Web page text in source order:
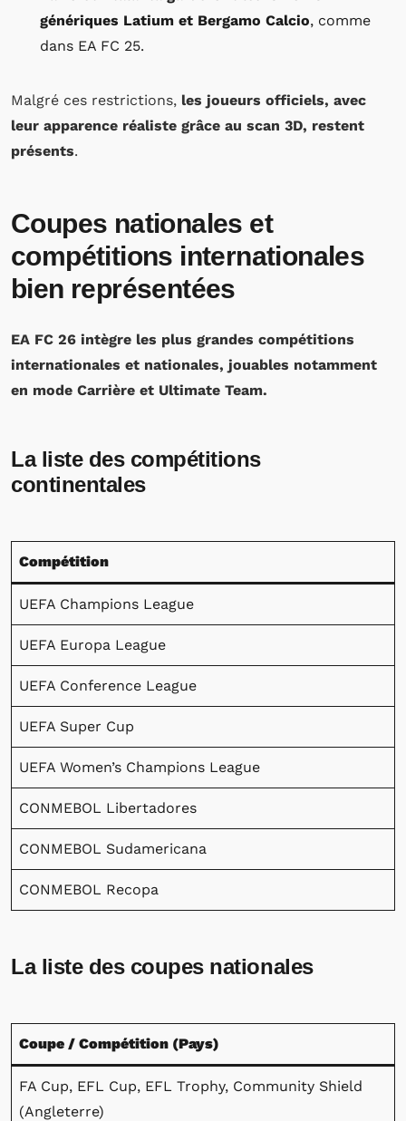
génériques Latium et Bergamo Calcio, comme
dans EA FC 25.
Malgré ces restrictions, les joueurs officiels, avec
leur apparence réaliste grâce au scan 3D, restent
présents.
Coupes nationales et
compétitions internationales
bien représentées
EA FC 26 intègre les plus grandes compétitions
internationales et nationales, jouables notamment
en mode Carrière et Ultimate Team.
La liste des compétitions
continentales
Compétition
UEFA Champions League
UEFA Europa League
UEFA Conference League
UEFA Super Cup
UEFA Women’s Champions League
CONMEBOL Libertadores
CONMEBOL Sudamericana
CONMEBOL Recopa
La liste des coupes nationales
Coupe / Compétition (Pays)
FA Cup, EFL Cup, EFL Trophy, Community Shield
(Angleterre)